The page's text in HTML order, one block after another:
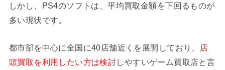
しかし、PS4のソフトは、平均買取金額を下回るものが
多い現状です。
都市部を中心に全国に40店舗近くを展開しており、
店
頭買取を利用したい方は検討しやすいゲーム買取店と言